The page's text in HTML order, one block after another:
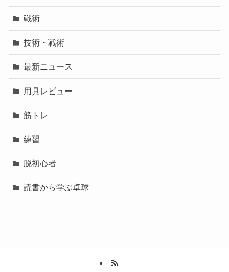
戦術
技術・戦術
最新ニュース
用具レビュー
筋トレ
練習
脱初心者
読書から学ぶ卓球